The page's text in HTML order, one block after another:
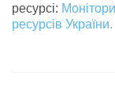
ресурсі:
ресурсів України.